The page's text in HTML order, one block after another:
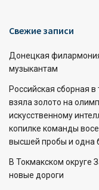
Свежие записи
Донецкая
музыкантам
Российская сборная
взяла золото на
искусственному
копилке команды
высшей пробы и одна
В Токмакском округе
новые дороги